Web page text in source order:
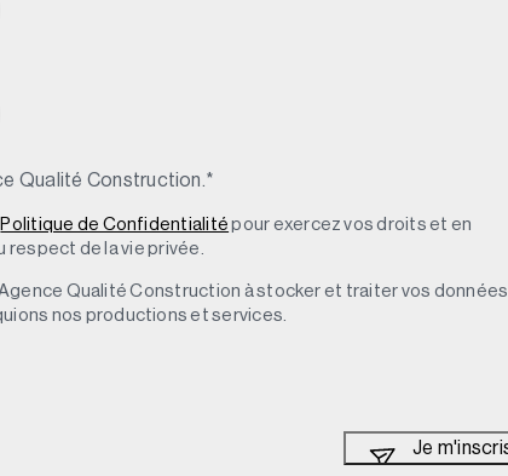
Qualité Construction. *
Politique de Confidentialité pour exercez vos droits et en
respect de la vie privée.
Qualité Construction à stocker et traiter vos données
nos productions et services.